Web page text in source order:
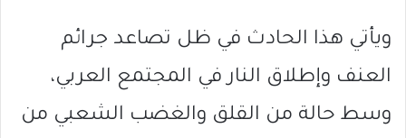
ويأتي هذا الحادث في ظل تصاعد جرائم
العنف وإطلاق النار في المجتمع العربي،
وسط حالة من القلق والغضب الشعبي من